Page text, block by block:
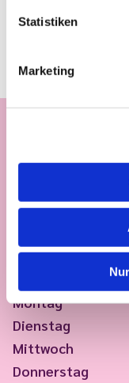
Statistiken
Marketing
Montag
Dienstag
Mittwoch
Donnerstag